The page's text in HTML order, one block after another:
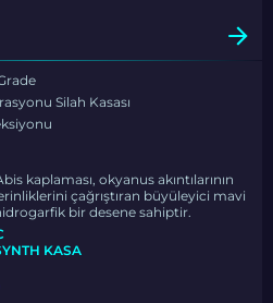
Silah Kasası
kaplaması, okyanus akıntılarının
çağrıştıran büyüleyici mavi
bir desene sahiptir.
KASA